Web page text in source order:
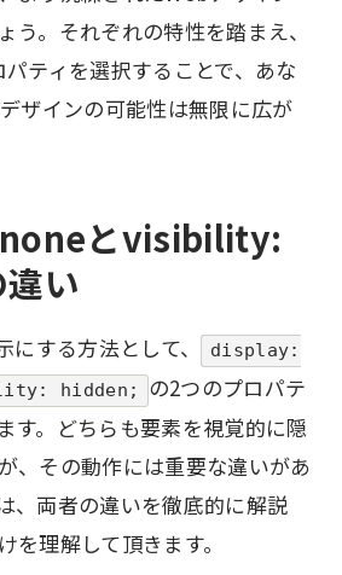
う。それぞれの特性を踏まえ、
ティを選択することで、あな
ザインの可能性は無限に広が
とvisibility:
い
にする方法として、
display:
hidden;
の2つのプロパテ
す。どちらも要素を視覚的に隠
、その動作には重要な違いがあ
、両者の違いを徹底的に解説
を理解して頂きます。